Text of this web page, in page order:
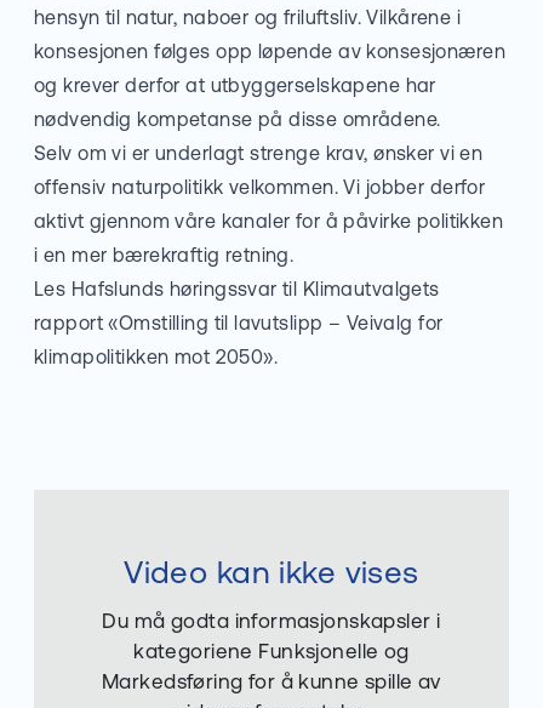
hensyn til natur, naboer og friluftsliv. Vilkårene i
konsesjonen følges opp løpende av konsesjonæren
og krever derfor at utbyggerselskapene har
nødvendig kompetanse på disse områdene.
Selv om vi er underlagt strenge krav, ønsker vi en
offensiv naturpolitikk velkommen. Vi jobber derfor
aktivt gjennom våre kanaler for å påvirke politikken
i en mer bærekraftig retning.
Les Hafslunds høringssvar til Klimautvalgets
rapport «Omstilling til lavutslipp – Veivalg for
klimapolitikken mot 2050».
Video kan ikke vises
Du må godta informasjonskapsler i
kategoriene Funksjonelle og
Markedsføring for å kunne spille av